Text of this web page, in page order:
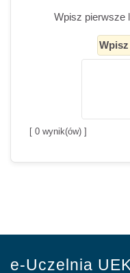
Wpisz pierwsze
[ 0 wynik(ów) ]
e-Uczelnia UEK